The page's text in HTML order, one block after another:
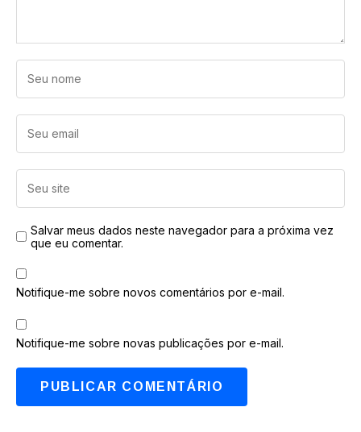
Salvar meus dados neste navegador para a próxima vez
que eu comentar.
Notifique-me sobre novos comentários por e-mail.
Notifique-me sobre novas publicações por e-mail.